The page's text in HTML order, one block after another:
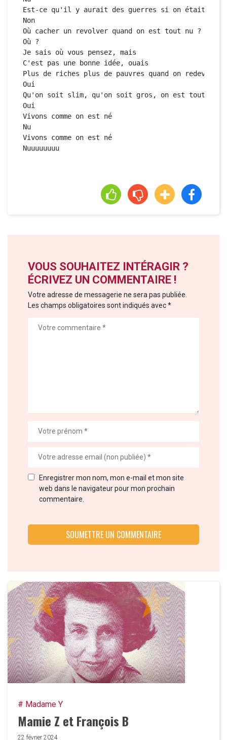
Est-ce qu'il y aurait des guerres si on était
Non
Où cacher un revolver quand on est tout nu ?
Où ?
Je sais où vous pensez, mais
C'est pas une bonne idée, ouais
Plus de riches plus de pauvres quand on redevient
Oui
Qu'on soit slim, qu'on soit gros, on est tout
Oui
Vivons comme on est né
Nu
Vivons comme on est né
Nuuuuuuuu
VOUS SOUHAITEZ INTÉRAGIR ?
ÉCRIVEZ UN COMMENTAIRE !
Votre adresse de messagerie ne sera pas publiée.
Les champs obligatoires sont indiqués avec*
Enregistrer mon nom, mon e-mail et mon site
web dans le navigateur pour mon prochain
commentaire.
# Madame Y
Mamie Z et François B
22 février 2024